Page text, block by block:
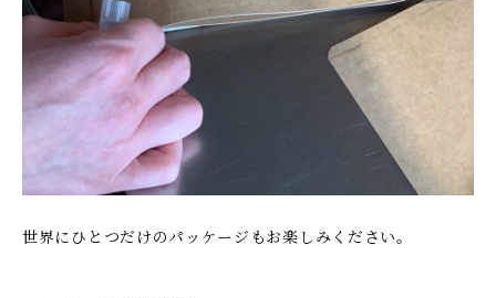
世界にひとつだけのパッケージもお楽しみください。